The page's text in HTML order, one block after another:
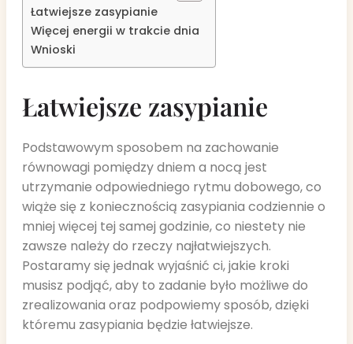
Łatwiejsze zasypianie
Więcej energii w trakcie dnia
Wnioski
Łatwiejsze zasypianie
Podstawowym sposobem na zachowanie
równowagi pomiędzy dniem a nocą jest
utrzymanie odpowiedniego rytmu dobowego, co
wiąże się z koniecznością zasypiania codziennie o
mniej więcej tej samej godzinie, co niestety nie
zawsze należy do rzeczy najłatwiejszych.
Postaramy się jednak wyjaśnić ci, jakie kroki
musisz podjąć, aby to zadanie było możliwe do
zrealizowania oraz podpowiemy sposób, dzięki
któremu zasypiania będzie łatwiejsze.